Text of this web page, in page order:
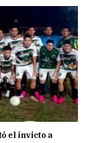
el invicto a